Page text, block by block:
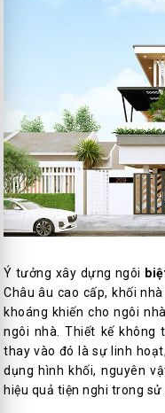
Ý tưởng xây dựng ngôi
Châu âu cao cấp, khối
khoáng khiến cho ngôi
ngôi nhà. Thiết kế không
thay vào đó là sự linh
dụng hình khối, nguyên
hiệu quả tiện nghi trong sử